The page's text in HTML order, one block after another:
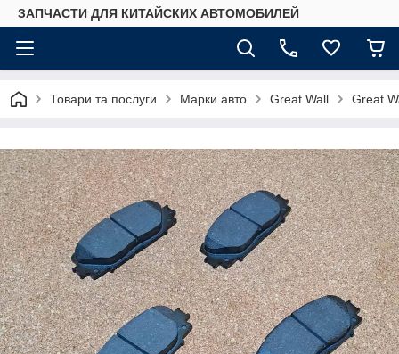
ЗАПЧАСТИ ДЛЯ КИТАЙСКИХ АВТОМОБИЛЕЙ
Товари та послуги Марки авто Great Wall Great